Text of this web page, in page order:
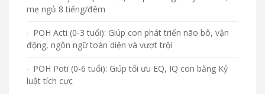
mẹ ngủ 8 tiếng/đêm
POH Acti (0-3 tuổi): Giúp con phát triển não bô, vận
động, ngôn ngữ toàn diện và vượt trội
POH Poti (0-6 tuổi): Giúp tối ưu EQ, IQ con bằng Kỷ
luật tích cực